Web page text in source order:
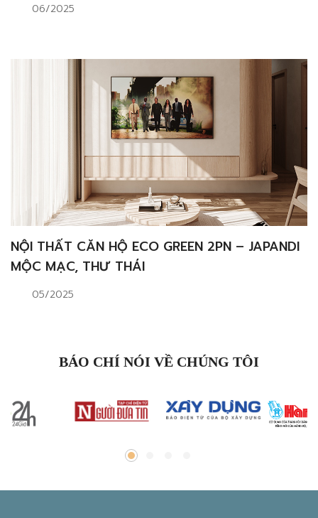
06/2025
NỘI THẤT CĂN HỘ ECO GREEN 2PN – JAPANDI
MỘC MẠC, THƯ THÁI
05/2025
BÁO CHÍ NÓI VỀ CHÚNG TÔI